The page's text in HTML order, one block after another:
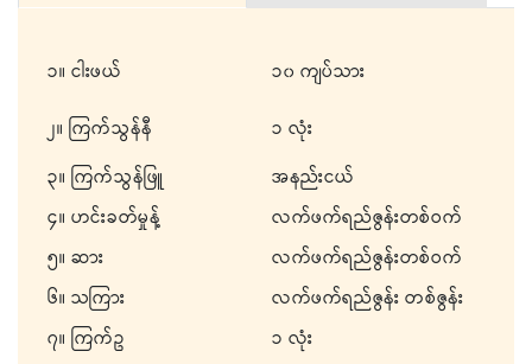
၁။ ငါးဖယ်
၁၀ ကျပ်သား
၂။ ကြက်သွန်နီ
၁ လုံး
၃။ ကြက်သွန်ဖြူ
အနည်းငယ်
၄။ ဟင်းခတ်မှုန့်
လက်ဖက်ရည်ဇွန်းတစ်ဝက်
၅။ ဆား
လက်ဖက်ရည်ဇွန်းတစ်ဝက်
၆။ သကြား
လက်ဖက်ရည်ဇွန်း တစ်ဇွန်း
၇။ ကြက်ဥ
၁ လုံး